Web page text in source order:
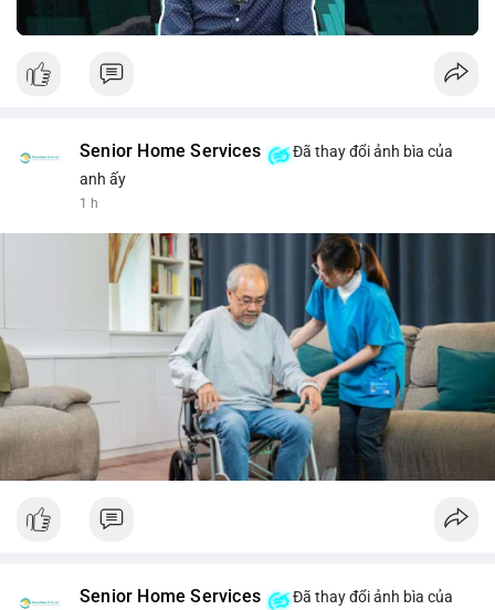
Senior Home Services
Đã thay đổi ảnh bìa của
anh ấy
1 h
Senior Home Services
Đã thay đổi ảnh bìa của